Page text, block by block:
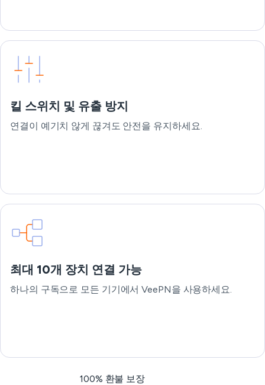
킬 스위치 및 유출 방지
연결이 예기치 않게 끊겨도 안전을 유지하세요.
최대 10개 장치 연결 가능
하나의 구독으로 모든 기기에서 VeePN을 사용하세요.
100% 환불 보장